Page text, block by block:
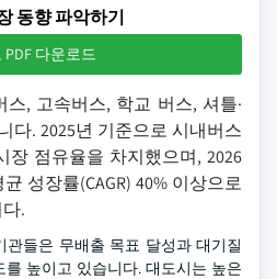
동향 파악하기
PDF 다운로드
, 고속버스, 학교 버스, 셔틀·
다. 2025년 기준으로 시내버스
장 점유율을 차지했으며, 2026
성장률(CAGR) 40% 이상으로
.
관들은 무배출 목표 달성과 대기질
높이고 있습니다. 대도시는 높은